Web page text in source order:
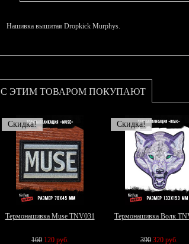
Нашивка вышитая Dropkick Murphys.
С ЭТИМ ТОВАРОМ ПОКУПАЮТ
Скидка!
Термонашивка Muse TNV031
160 120 руб.
Скидка!
Термонашивка Волк
390 320 руб.